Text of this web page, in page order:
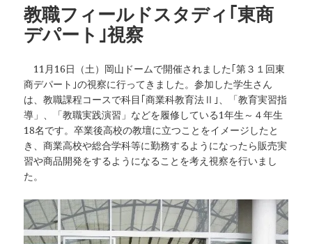
教職フィールドスタディ｢東商
デパート｣視察
11月16日（土）岡山ドームで開催されました｢第３１回東
商デパート｣の視察に行ってきました。参加した学生さん
は、教職課程コースで科目｢商業科教育法Ⅱ｣、「教育実習指
導」、「教職実践演習」などを履修している1年生～４年生
18名です。卒業後高校の教壇に立つことをイメージしたと
き、商業高校や総合学科等に勤務するようになったら販売実
習や商品開発をするようになることを考え視察を行いまし
た。